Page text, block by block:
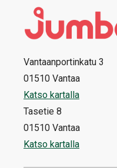
Vantaanportinkatu 3
01510 Vantaa
Katso kartalla
Tasetie 8
01510 Vantaa
Katso kartalla